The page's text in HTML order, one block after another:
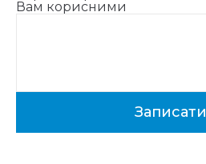
Вам корисними